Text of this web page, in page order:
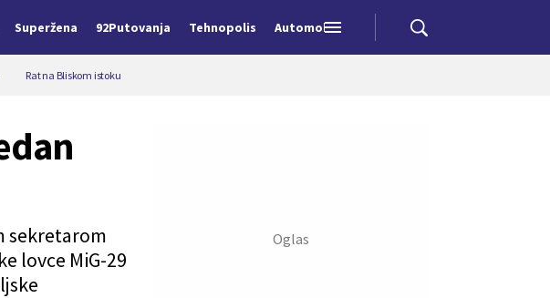
Superžena 92Putovanja Tehnopolis Automobili
Rat na Bliskom istoku
sekretarom
lovce MiG-29